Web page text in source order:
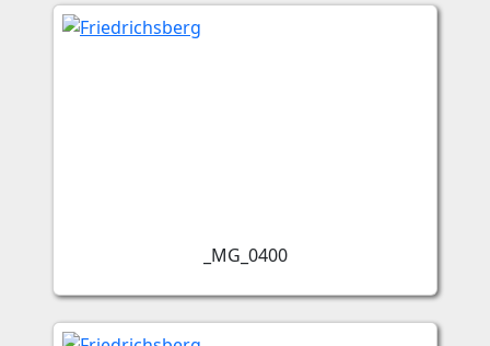
_MG_0400